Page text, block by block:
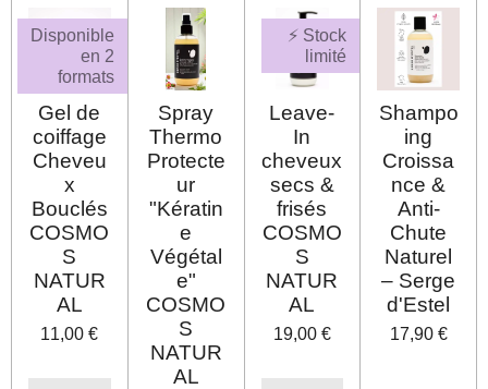
Disponible
en 2
formats
Gel de
coiffage
Cheveu
x
Bouclés
COSMO
S
NATUR
AL
11,00 €
Spray
Thermo
Protecte
ur
"Kératin
e
Végétal
e"
COSMO
S
NATUR
AL
⚡ Stock
limité
Leave-
In
cheveux
secs &
frisés
COSMO
S
NATUR
AL
19,00 €
Shampo
ing
Croissa
nce &
Anti-
Chute
Naturel
– Serge
d'Estel
17,90 €